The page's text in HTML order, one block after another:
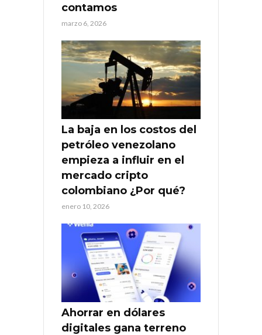
contamos
marzo 6, 2026
La baja en los costos del
petróleo venezolano
empieza a influir en el
mercado cripto
colombiano ¿Por qué?
enero 10, 2026
Ahorrar en dólares
digitales gana terreno